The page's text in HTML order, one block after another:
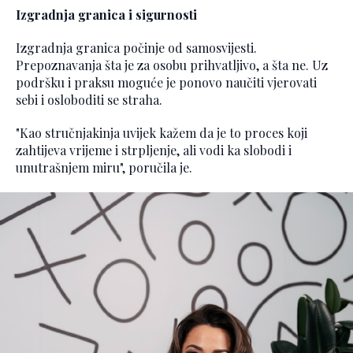
Izgradnja granica i sigurnosti
Izgradnja granica počinje od samosvijesti.
Prepoznavanja šta je za osobu prihvatljivo, a šta ne. Uz
podršku i praksu moguće je ponovo naučiti vjerovati
sebi i osloboditi se straha.
"Kao stručnjakinja uvijek kažem da je to proces koji
zahtijeva vrijeme i strpljenje, ali vodi ka slobodi i
unutrašnjem miru", poručila je.